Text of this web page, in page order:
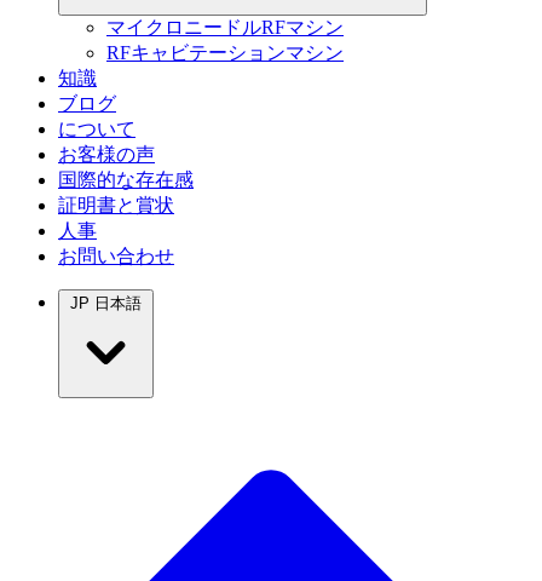
マイクロニードルRFマシン
RFキャビテーションマシン
知識
ブログ
について
お客様の声
国際的な存在感
証明書と賞状
人事
お問い合わせ
JP 日本語